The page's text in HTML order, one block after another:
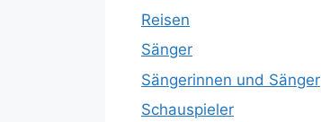
Reisen
Sänger
Sängerinnen und Sänger
Schauspieler